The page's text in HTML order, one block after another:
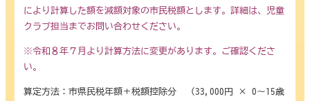
により計算した額を減額対象の市民税額とします。詳細は、児童
クラブ担当までお問い合わせください。
※令和８年７月より計算方法に変更があります。ご確認くださ
い。
算定方法：市県民税年額＋税額控除分 -（33,000円 × 0～15歳